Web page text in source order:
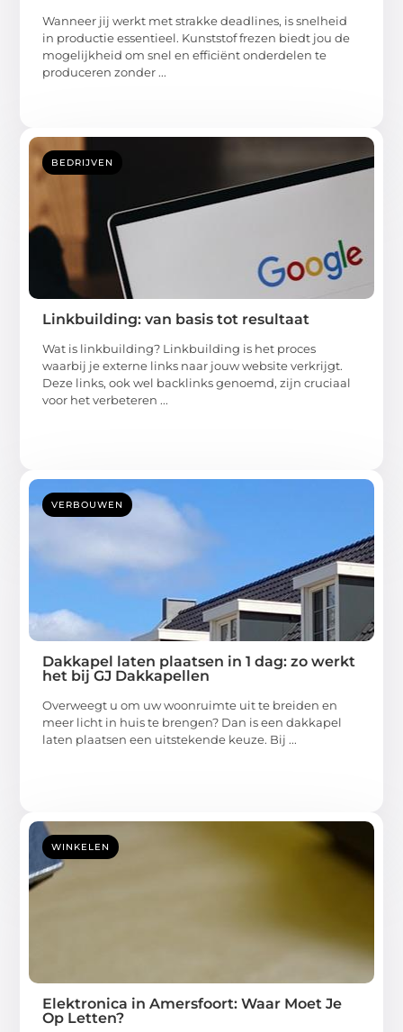
in productie essentieel. Kunststof frezen biedt jou de
mogelijkheid om snel en efficiënt onderdelen te
produceren zonder ...
BEDRIJVEN
Linkbuilding: van basis tot resultaat
waarbij je externe links naar jouw website verkrijgt.
Deze links, ook wel backlinks genoemd, zijn cruciaal
voor het verbeteren ...
VERBOUWEN
Dakkapel laten plaatsen in 1 dag: zo werkt
het bij GJ Dakkapellen
meer licht in huis te brengen? Dan is een dakkapel
laten plaatsen een uitstekende keuze. Bij ...
WINKELEN
Elektronica in Amersfoort: Waar Moet Je
Op Letten?